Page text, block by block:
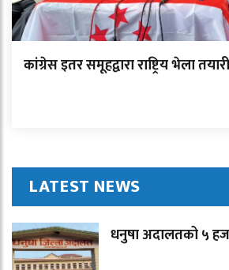
कांग्रेस इतर समूहद्वारा राष्ट्रिय भेला
LATEST NEWS
धनुषा अदालतको ५